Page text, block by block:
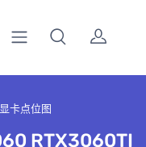
显卡点位图
RTX3060TI